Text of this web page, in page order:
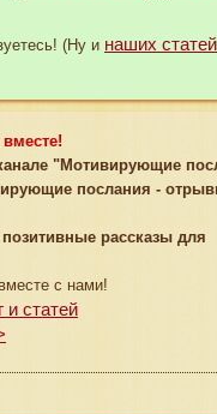
(Ну и наших статей
"Мотивирующие
послания -
позитивные рассказы для
с нами!
и статей